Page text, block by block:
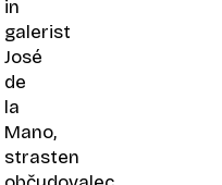
in
galerist
José
de
la
Mano,
strasten